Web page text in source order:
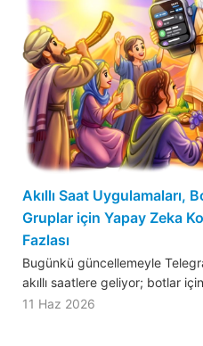
Akıllı Saat Uygulamaları,
Gruplar için Yapay Zeka
Fazlası
Bugünkü güncellemeyle
akıllı saatlere geliyor; botlar
11 Haz 2026